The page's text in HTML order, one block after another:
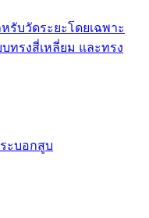
รับวัดระยะโดยเฉพาะ
ทรงสี่เหลี่ยม และทรง
ะบอกสูบ